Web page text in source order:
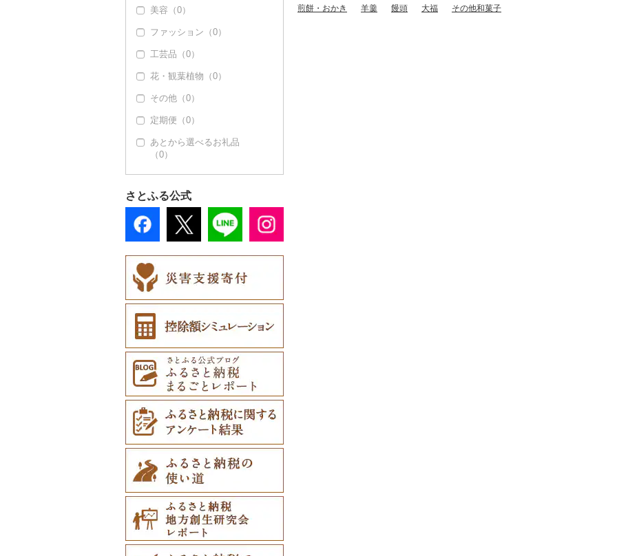
豆腐・納豆（0）
漬物（0）
缶詰・瓶詰（2）
肉（0）
魚（0）
果物（0）
ジャム（2）
（0）
乾物（0）
燻製（スモーク）
その他加工品（0）
美容（0）
ファッション（0）
工芸品（0）
花・観葉植物（0）
その他（0）
定期便（0）
あとから選べるお礼品
（0）
さとふる公式
煎餅・おかき
羊羹 饅頭 大福 その他和菓子